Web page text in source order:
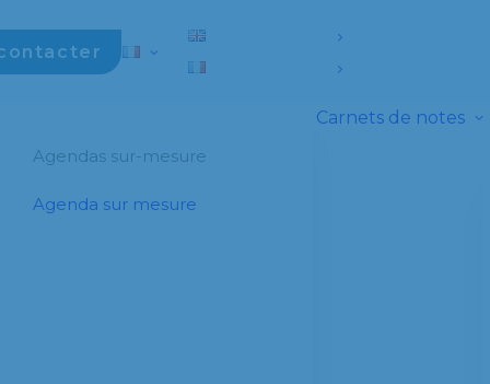
Agendas sur-mesure
Agenda sur mesure
Carnets de notes